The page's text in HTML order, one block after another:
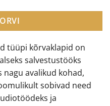
tüüpi kõrvaklapid on
salvestustööks
avalikud kohad,
sobivad need
ja